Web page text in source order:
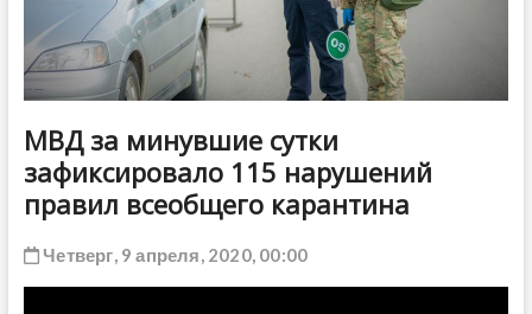
МВД за минувшие сутки
зафиксировало 115 нарушений
правил всеобщего карантина
Четверг, 9 апреля, 2020, 00:00